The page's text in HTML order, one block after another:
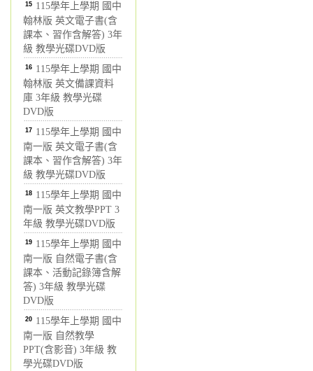
15 115學年上學期 國中
翰林版 英文電子書(含
課本、習作含解答) 3年
級 教學光碟DVD版
16 115學年上學期 國中
翰林版 英文備課資料
庫 3年級 教學光碟
DVD版
17 115學年上學期 國中
南一版 英文電子書(含
課本、習作含解答) 3年
級 教學光碟DVD版
18 115學年上學期 國中
南一版 英文教學PPT 3
年級 教學光碟DVD版
19 115學年上學期 國中
南一版 自然電子書(含
課本、活動記錄簿含解
答) 3年級 教學光碟
DVD版
20 115學年上學期 國中
南一版 自然教學
PPT(含影音) 3年級 教
學光碟DVD版